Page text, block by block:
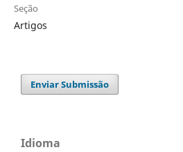
Seção
Artigos
Enviar Submissão
Idioma